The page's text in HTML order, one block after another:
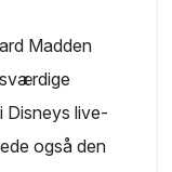
Madden
Disneys live-
også den